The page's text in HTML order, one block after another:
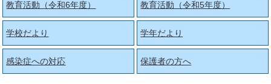
教育活動（令和6年度） 教育活動（令和5年度）
学校だより 学年だより
感染症への対応 保護者の方へ